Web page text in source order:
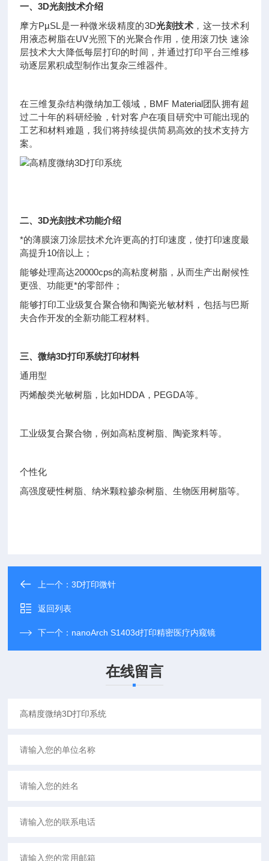
一、3D光刻技术介绍
摩方PµSL是一种微米级精度的3D光刻技术 ，这一技术利
用液态树脂在UV光照下的光聚合作用，使用滚刀快 速涂
层技术大大降低每层打印的时间，并通过打印平台三维移
动逐层累积成型制作出复杂三维器件。
在三维复杂结构微纳加工领域，BMF Material团队拥有超
过二十年的科研经验，针对客户在项目研究中可能出现的
工艺和材料难题，我们将持续提供简易高效的技术支持方
案。
二、3D光刻技术功能介绍
*的薄膜滚刀涂层技术允许更高的打印速度，使打印速度最
高提升10倍以上；
能够处理高达20000cps的高粘度树脂，从而生产出耐候性
更强、功能更*的零部件；
能够打印工业级复合聚合物和陶瓷光敏材料，包括与巴斯
夫合作开发的全新功能工程材料。
三、微纳3D打印系统打印材料
通用型
丙烯酸类光敏树脂，比如HDDA，PEGDA等。
工业级复合聚合物，例如高粘度树脂、陶瓷浆料等。
个性化
高强度硬性树脂、纳米颗粒掺杂树脂、生物医用树脂等。
上一个：3D打印微针
返回列表
下一个： nanoArch S1403d打印精密医疗内窥镜
在线留言